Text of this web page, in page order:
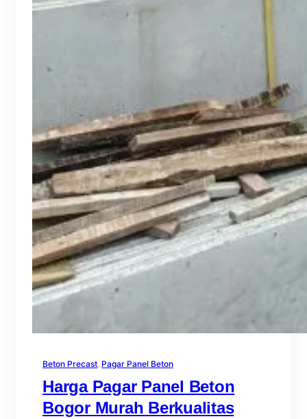
Beton Precast, Pagar Panel Beton
Harga Pagar Panel Beton
Bogor Murah Berkualitas